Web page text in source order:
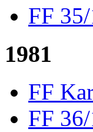
FF
1981
FF
FF